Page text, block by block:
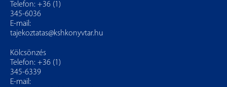
Telefon: +36 (1)
345-6036
E-mail:
tajekoztatas@kshkonyvtar.hu
Kölcsönzés
Telefon: +36 (1)
345-6339
E-mail: